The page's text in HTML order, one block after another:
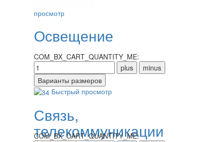
просмотр
Освещение
COM_BX_CART_QUANTITY_ME:
Быстрый просмотр
Связь,
телекоммуникации
COM_BX_CART_QUANTITY_ME: